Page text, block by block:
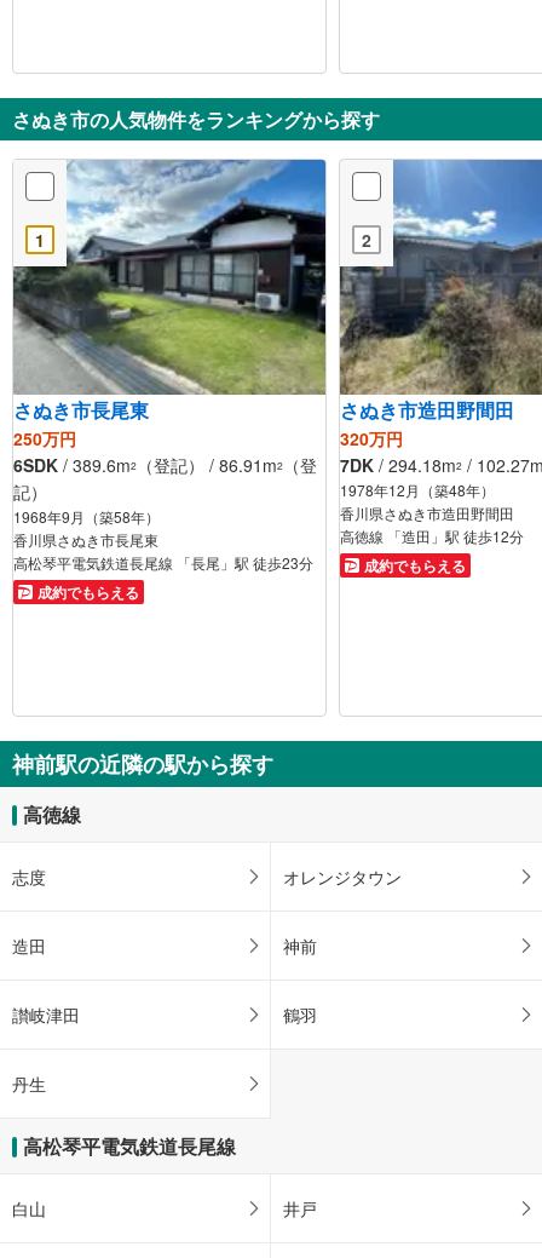
さぬき市の人気物件をランキングから探す
1
さぬき市長尾東
250万円
6SDK / 389.6m2 （登記） / 86.91m2
（登
記）
1968年9月（築58年）
香川県さぬき市長尾東
高松琴平電気鉄道長尾線 「長尾」駅 徒歩23分
成約でもらえる
2
さぬき市造田野間田
320万円
7DK / 294.18m2 /
1978年12月（築48年）
香川県さぬき市造田野間田
高徳線 「造田」駅 徒歩12分
成約でもらえる
神前駅の近隣の駅から探す
高徳線
志度 オレンジタウン
造田 神前
讃岐津田 鶴羽
丹生
高松琴平電気鉄道長尾線
白山 井戸